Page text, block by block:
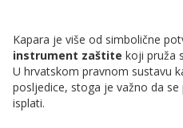
Kapara je više od simbolične
instrument zaštite koji pruža
U hrvatskom pravnom sustavu
posljedice, stoga je važno da
isplati.